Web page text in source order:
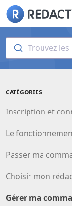
Trouvez
CATÉGORIES
Inscription et
Le
Passer ma
Choisir mon
Gérer ma